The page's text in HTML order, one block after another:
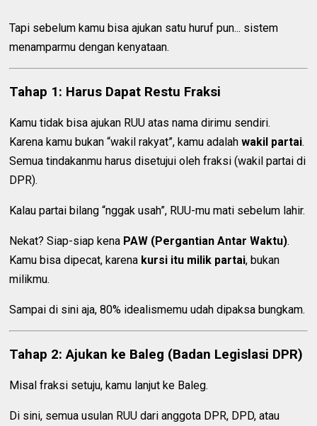
Tapi sebelum kamu bisa ajukan satu huruf pun... sistem
menamparmu dengan kenyataan.
Tahap 1: Harus Dapat Restu Fraksi
Kamu tidak bisa ajukan RUU atas nama dirimu sendiri.
Karena kamu bukan “wakil rakyat”, kamu adalahwakil partai.
Semua tindakanmu harus disetujui oleh fraksi (wakil partai di
DPR).
Kalau partai bilang “nggak usah”, RUU-mu mati sebelum lahir.
Nekat? Siap-siap kena PAW (Pergantian Antar Waktu).
Kamu bisa dipecat, karena kursi itu milik partai, bukan
milikmu.
Sampai di sini aja, 80% idealismemu udah dipaksa bungkam.
Tahap 2: Ajukan ke Baleg (Badan Legislasi DPR)
Misal fraksi setuju, kamu lanjut ke Baleg.
Di sini, semua usulan RUU dari anggota DPR, DPD, atau